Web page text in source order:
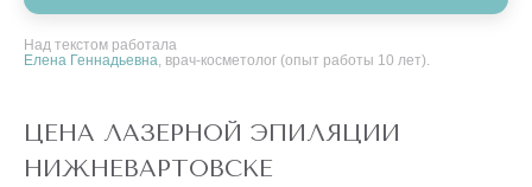
Над текстом работала
Елена Геннадьевна, врач-косметолог (опыт работы 10 лет).
ЦЕНА ЛАЗЕРНОЙ ЭПИЛЯЦИИ
НИЖНЕВАРТОВСКЕ